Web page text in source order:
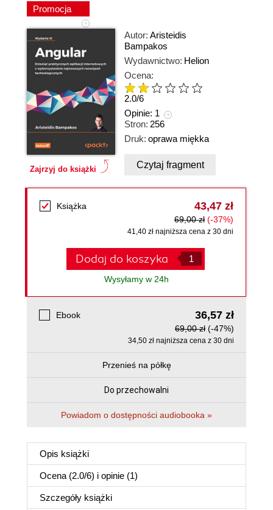
Promocja
Zajrzyj do książki
Autor: Aristeidis
Bampakos
Wydawnictwo: Helion
Ocena:
2.0/6
Opinie: 1
Stron: 256
Druk: oprawa miękka
Czytaj fragment
Książka 43,47 zł
69,00 zł (-37%)
41,40 zł najniższa cena z 30 dni
Dodaj do koszyka
Wysyłamy w 24h
Ebook 36,57 zł
69,00 zł (-47%)
34,50 zł najniższa cena z 30 dni
Przenieś na półkę
Do przechowalni
Powiadom o dostępności audiobooka »
Opis książki
Ocena (2.0/6) i opinie (1)
Szczegóły książki